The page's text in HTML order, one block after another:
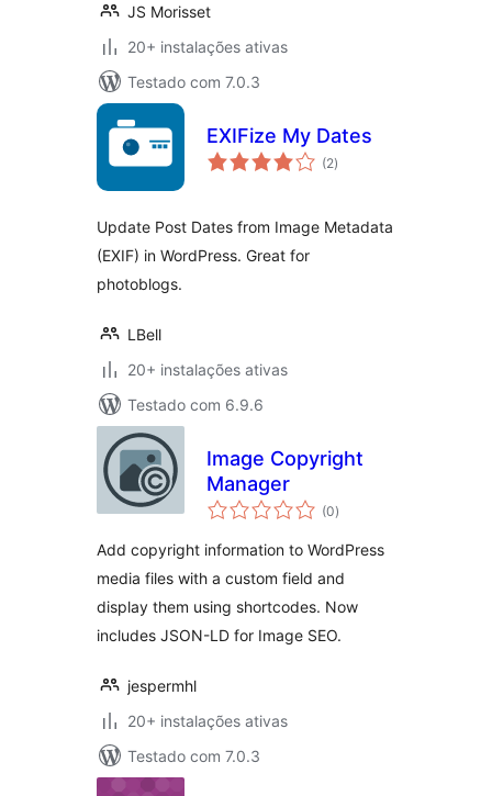
JS Morisset
20+ instalações ativas
Testado com 7.0.3
EXIFize My Dates
(2avaliações
totais
)
Update Post Dates from Image Metadata
(EXIF) in WordPress. Great for
photoblogs.
LBell
20+ instalações ativas
Testado com 6.9.6
Image Copyright
Manager
(0avaliações
totais
)
Add copyright information to WordPress
media files with a custom field and
display them using shortcodes. Now
includes JSON-LD for Image SEO.
jespermhl
20+ instalações ativas
Testado com 7.0.3